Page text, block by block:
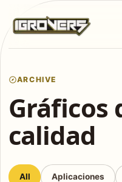
ARCHIVE
Gráficos
calidad
All Aplicaciones